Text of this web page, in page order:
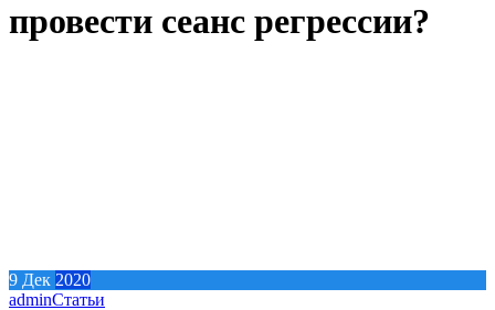
провести сеанс регрессии?
9 Дек 2020
adminСтатьи